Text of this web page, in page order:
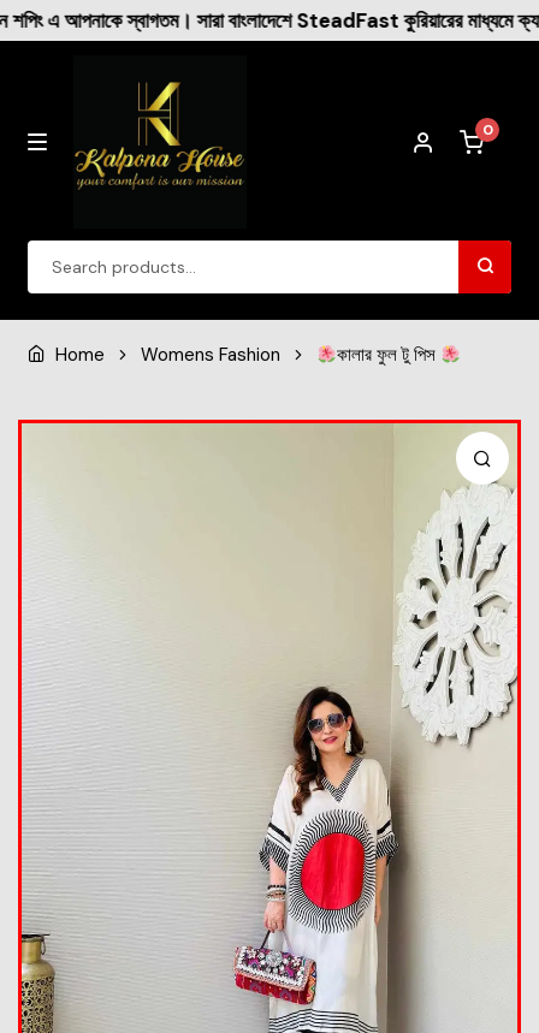
SteadFast কুরিয়ারের মাধ্যমে ক্যাশ অন ডেলিভারি করা হয় ।
0
Home Womens Fashion কালার ফুল টু পিস